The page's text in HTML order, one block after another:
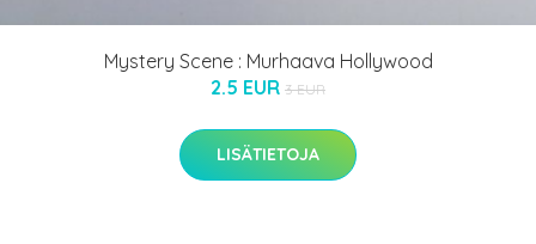
Mystery Scene : Murhaava Hollywood
2.5 EUR 3 EUR
LISÄTIETOJA